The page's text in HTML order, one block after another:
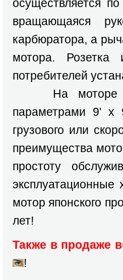
осуществляется
вращающаяся
карбюратора, а
мотора. Розетка
потребителей
На моторе
параметрами 9' х
грузового или
преимущества
простоту
эксплуатационные
мотор японского
лет!
Также в продаже
!